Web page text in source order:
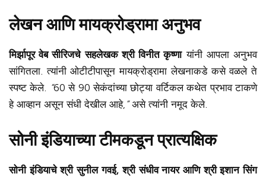
लेखन आणि मायक्रोड्रामा अनुभव
मिर्झापूर वेब सीरिजचे सहलेखक श्री विनीत कृष्णायांनी आपला अनुभव
सांगितला. त्यांनी ओटीटीपासून मायक्रोड्रामा लेखनाकडे कसे वळले ते
स्पष्ट केले. “60 से 90 सेकंदांच्या छोट्या वर्टिकल कथेत प्रभाव टाकणे
हे आव्हान असून संधी देखील आहे, ”असे त्यांनी नमूद केले.
सोनी इंडियाच्या टीमकडून प्रात्यक्षिक
सोनी इंडियाचे श्री सुनील गवई, श्री संधीव नायर आणि श्री इशान सिंग